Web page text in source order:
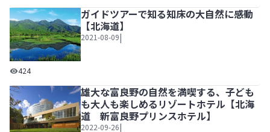
ガイドツアーで知る知床の大自然に感動【北海道】
424
ガイドツアーで知る知床の大自然に感動
【北海道】
2021-08-09|
雄大な富良野の自然を満喫する、子ども
も大人も楽しめるリゾートホテル【北海
道 新富良野プリンスホテル】
2022-09-26|